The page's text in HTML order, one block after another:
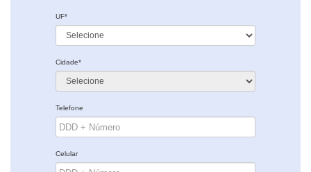
UF*
Cidade*
Telefone
Celular